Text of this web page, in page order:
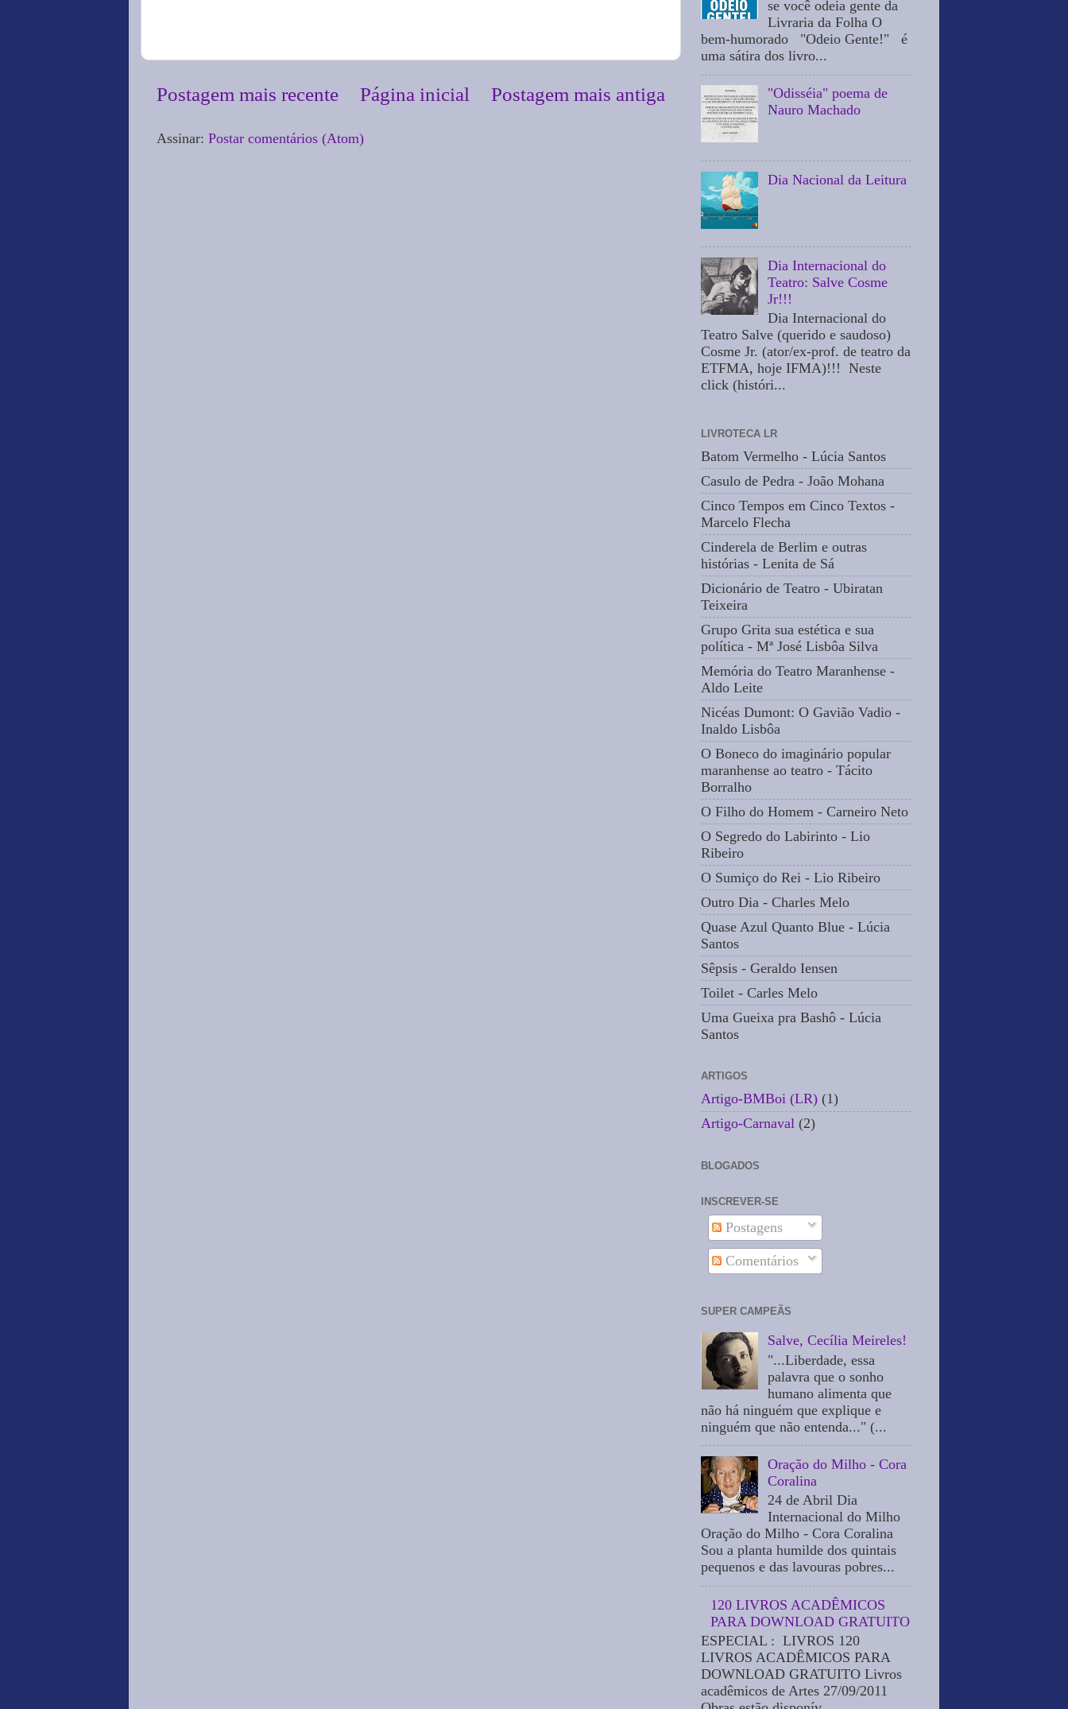
Postagem mais recente Postagem mais antiga
Página inicial
Assinar: Postar comentários (Atom)
se você odeia gente da
Livraria da Folha O
bem-humorado "Odeio Gente!" é
uma sátira dos livro...
"Odisséia" poema de
Nauro Machado
Dia Nacional da Leitura
Dia Internacional do
Teatro: Salve Cosme
Jr!!!
Dia Internacional do
Teatro Salve (querido e saudoso)
Cosme Jr. (ator/ex-prof. de teatro da
ETFMA, hoje IFMA)!!! Neste
click (históri...
LIVROTECA LR
Batom Vermelho - Lúcia Santos
Casulo de Pedra - João Mohana
Cinco Tempos em Cinco Textos -
Marcelo Flecha
Cinderela de Berlim e outras
histórias - Lenita de Sá
Dicionário de Teatro - Ubiratan
Teixeira
Grupo Grita sua estética e sua
política - Mª José Lisbôa Silva
Memória do Teatro Maranhense -
Aldo Leite
Nicéas Dumont: O Gavião Vadio -
Inaldo Lisbôa
O Boneco do imaginário popular
maranhense ao teatro - Tácito
Borralho
O Filho do Homem - Carneiro Neto
O Segredo do Labirinto - Lio
Ribeiro
O Sumiço do Rei - Lio Ribeiro
Outro Dia - Charles Melo
Quase Azul Quanto Blue - Lúcia
Santos
Sêpsis - Geraldo Iensen
Toilet - Carles Melo
Uma Gueixa pra Bashô - Lúcia
Santos
ARTIGOS
Artigo-BMBoi (LR) (1)
Artigo-Carnaval (2)
BLOGADOS
INSCREVER-SE
Postagens
Comentários
SUPER CAMPEÃS
Salve, Cecília Meireles!
"...Liberdade, essa
palavra que o sonho
humano alimenta que
não há ninguém que explique e
ninguém que não entenda..." (...
Oração do Milho - Cora
Coralina
24 de Abril Dia
Internacional do Milho
Oração do Milho - Cora Coralina
Sou a planta humilde dos quintais
pequenos e das lavouras pobres...
120 LIVROS ACADÊMICOS
PARA DOWNLOAD GRATUITO
ESPECIAL : LIVROS 120
LIVROS ACADÊMICOS PARA
DOWNLOAD GRATUITO Livros
acadêmicos de Artes 27/09/2011